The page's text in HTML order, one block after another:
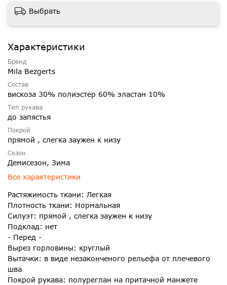
Выбрать
Характеристики
Бренд
Mila Bezgerts
Состав
вискоза 30% полиэстер 60% эластан 10%
Тип рукава
до запястья
Покрой
прямой , слегка заужен к низу
Сезон
Демисезон, Зима
Все характеристики
Растяжимость ткани: Легкая
Плотность ткани: Нормальная
Силуэт: прямой , слегка заужен к низу
Подклад: нет
- Перед -
Вырез горловины: круглый
Вытачки: в виде незаконченого рельефа от плечевого
шва
Покрой рукава: полуреглан на притачной манжете